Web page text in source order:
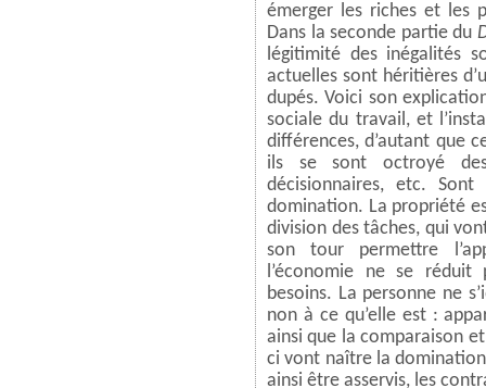
émerger les riches et les
Dans la seconde partie du
légitimité des inégalités
actuelles sont héritières
dupés. Voici son
sociale du travail, et
différences, d’autant que
ils se sont octroyé
décisionnaires, etc.
domination. La propriété
division des tâches, qui
son tour permettre
l’économie ne se
besoins. La personne ne
non à ce qu’elle est :
ainsi que la comparaison
ci vont naître la
ainsi être asservis, les